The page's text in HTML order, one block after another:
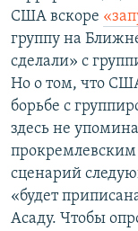
США вскоре
группу на
сделали» с
Но о том, что
борьбе с
здесь не
сценарий
«будет
Асаду. Чтобы